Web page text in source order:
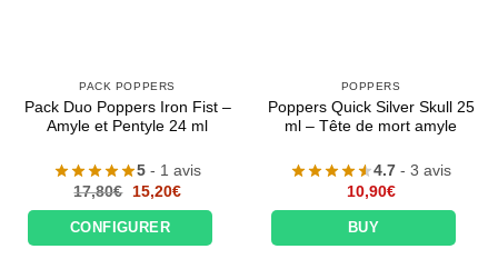
PACK POPPERS
Pack Duo Poppers Iron Fist –
Amyle et Pentyle 24 ml
5 - 1 avis
17,80€
Le
prix
initial
était :
17,80€.
15,20€Le
actuel
15,20€.
CONFIGURER
POPPERS
Poppers Quick Silver Skull 25
ml – Tête de mort amyle
4.7 - 3 avis
10,90€
BUY